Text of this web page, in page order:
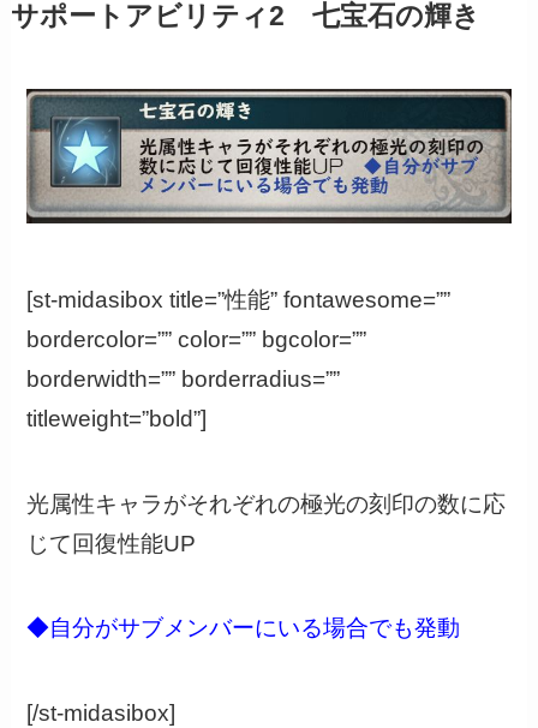
サポートアビリティ2 七宝石の輝き
[st-midasibox title=”性能” fontawesome=””
bordercolor=”” color=”” bgcolor=””
borderwidth=”” borderradius=””
titleweight=”bold”]
光属性キャラがそれぞれの極光の刻印の数に応
じて回復性能UP
◆自分がサブメンバーにいる場合でも発動
[/st-midasibox]